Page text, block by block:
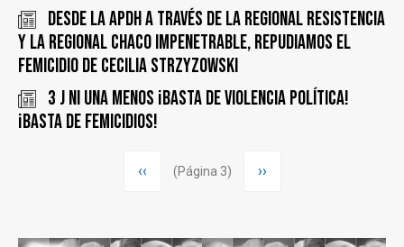
Desde la APDH a través de la Regional Resistencia
y la Regional Chaco Impenetrable, repudiamos el
femicidio de Cecilia Strzyzowski
3 J Ni Una Menos ¡Basta de violencia política!
¡Basta de femicidios!
Página
‹‹ (Página 3)
Siguiente
››